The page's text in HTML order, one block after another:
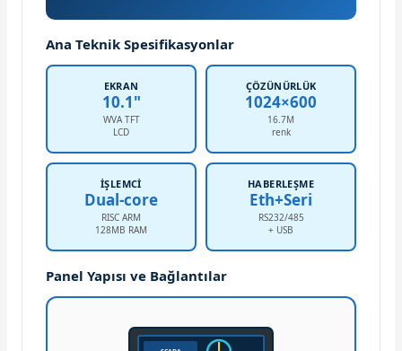
Ana Teknik Spesifikasyonlar
EKRAN
10.1"
WVA TFT
LCD
ÇÖZÜNÜRLÜK
1024×600
16.7M
renk
İŞLEMCI
Dual-core
RISC ARM
128MB RAM
HABERLEŞME
Eth+Seri
RS232/485
+ USB
Panel Yapısı ve Bağlantılar